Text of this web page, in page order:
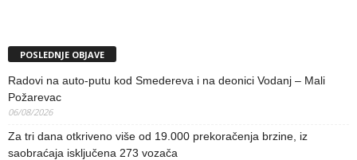
POSLEDNJE OBJAVE
Radovi na auto-putu kod Smedereva i na deonici Vodanj – Mali
Požarevac
06/08/2026
Za tri dana otkriveno više od 19.000 prekoračenja brzine, iz
saobraćaja isključena 273 vozača